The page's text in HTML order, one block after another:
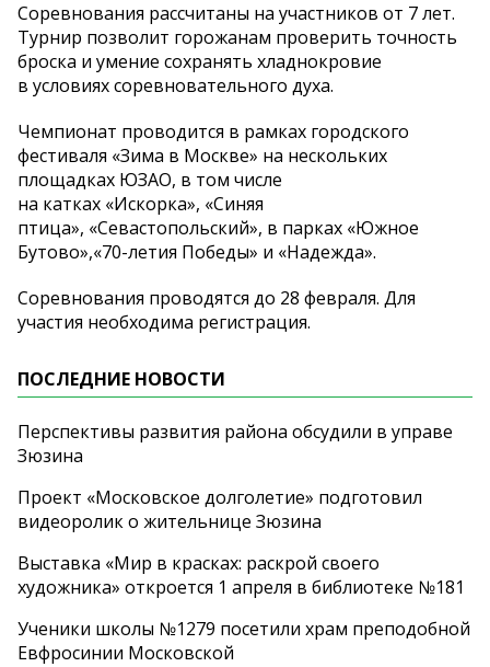
Соревнования рассчитаны на участников от 7 лет.
Турнир позволит горожанам проверить точность
броска и умение сохранять хладнокровие
в условиях соревновательного духа.
Чемпионат проводится в рамках городского
фестиваля «Зима в Москве» на нескольких
площадках ЮЗАО, в том числе
на катках «Искорка», «Синяя
птица», «Севастопольский», в парках «Южное
Бутово»,«70-летия Победы» и «Надежда».
Соревнования проводятся до 28 февраля. Для
участия необходима регистрация.
ПОСЛЕДНИЕ НОВОСТИ
Перспективы развития района обсудили в управе
Зюзина
Проект «Московское долголетие» подготовил
видеоролик о жительнице Зюзина
Выставка «Мир в красках: раскрой своего
художника» откроется 1 апреля в библиотеке №181
Ученики школы №1279 посетили храм преподобной
Евфросинии Московской